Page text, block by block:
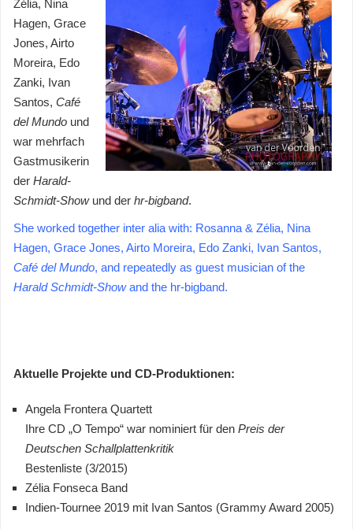
Zélia, Nina
Hagen, Grace
Jones, Airto
Moreira, Edo
Zanki, Ivan
Santos, Café
del Mundo und
war mehrfach
Gastmusikerin
der Harald-
Schmidt-Showund der hr-bigband.
She worked together inter alia with: Rosanna & Zélia, Nina
Hagen, Grace Jones, Airto Moreira, Edo Zanki, Ivan Santos,
Café del Mundo, and repeatedly as guest musician of the
Harald Schmidt-Showand the hr-bigband.
Aktuelle Projekte und CD-Produktionen:
Angela Frontera Quartett
Ihre CD „O Tempo“ war nominiert für den Preis der
Deutschen Schallplattenkritik
Bestenliste (3/2015)
Zélia Fonseca Band
Indien-Tournee 2019 mit Ivan Santos (Grammy Award 2005)